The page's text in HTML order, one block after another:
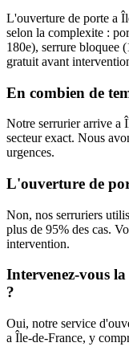
L'ouverture de porte a
selon la complexite :
180e), serrure bloquee
gratuit avant
En combien de
Notre serrurier arrive a
secteur exact. Nous
urgences.
L'ouverture de
Non, nos serruriers
plus de 95% des cas.
intervention.
Intervenez-vous
?
Oui, notre service
a Île-de-France, y